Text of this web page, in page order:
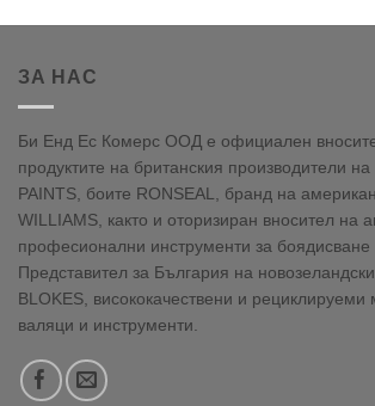
ЗА НАС
Би Енд Ес Комерс ООД е официален
продуктите на британския производители
PAINTS, боите RONSEAL, бранд на
WILLIAMS, както и оторизиран вносител на
професионални инструменти за боядисване
Представител за България на
BLOKES, висококачествени и
валяци и инструменти.